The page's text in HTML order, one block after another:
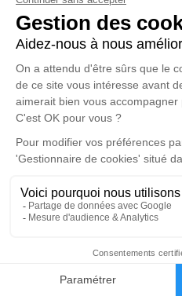
Faire-part
anecdote ou exprimer vos
poèmes ou des textes. Cet
d'expression dédié à
BEGAGNON.
Un service de plantation
disponible ici.
Cérémonie
CENTRE FUNERAIRE
38300 Bourgoin Jallieu